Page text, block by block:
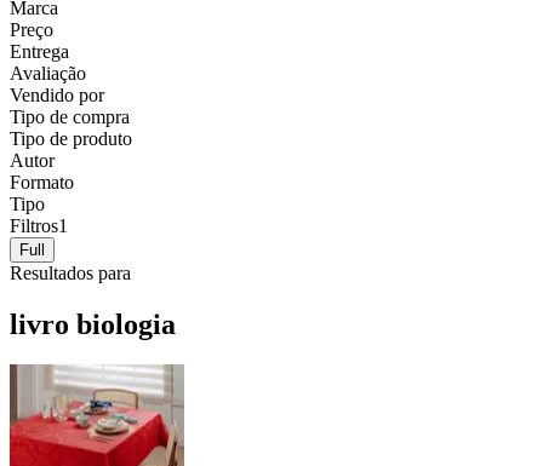
Marca
Preço
Entrega
Avaliação
Vendido por
Tipo de compra
Tipo de produto
Autor
Formato
Tipo
Filtros1
Full
Resultados para
livro biologia